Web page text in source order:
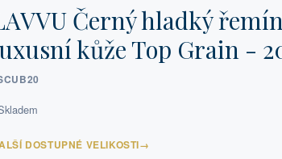
Černý hladký
kůže Top Grain -
DOSTUPNÉ VELIKOSTI→